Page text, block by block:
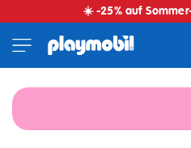
☀️ -25% auf